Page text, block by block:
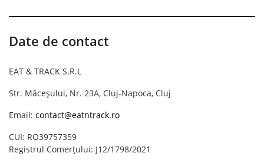
Date de contact
EAT & TRACK S.R.L
Str. Măceșului, Nr. 23A, Cluj-Napoca, Cluj
Email: contact@eatntrack.ro
CUI: RO39757359
Registrul Comerțului: J12/1798/2021